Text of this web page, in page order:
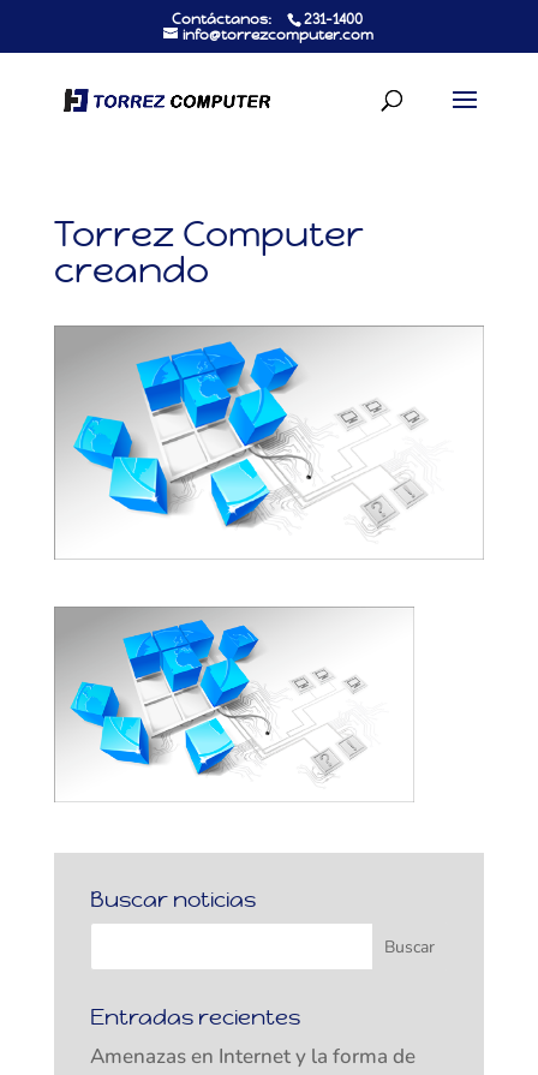
Contáctanos:
231-1400
info@torrezcomputer.com
Torrez Computer
creando
Buscar noticias
Entradas recientes
Amenazas en Internet y la forma de